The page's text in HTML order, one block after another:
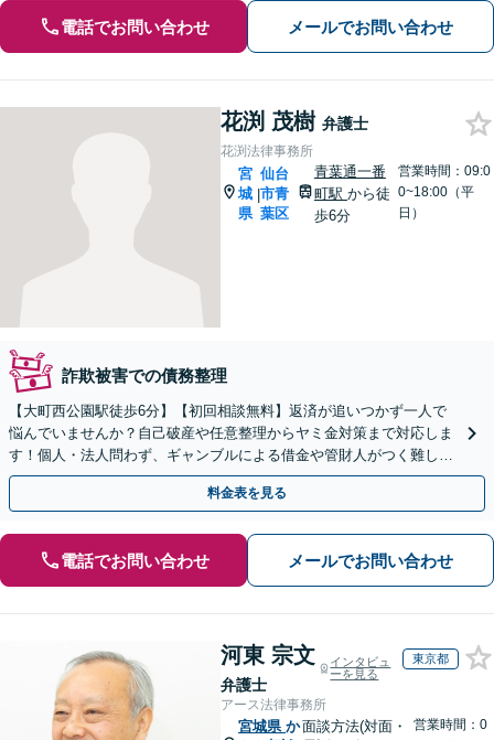
電話でお問い合わせ メールでお問い合わせ
花渕 茂樹 弁護士
花渕法律事務所
宮
城
県
|
仙台
市青
葉区
青葉通一番
町駅 から徒
歩6分
営業時間：09:0
0~18:00（平
日）
詐欺被害での債務整理
【大町西公園駅徒歩6分】【初回相談無料】返済が追いつかず一人で
悩んでいませんか？自己破産や任意整理からヤミ金対策まで対応しま
す！個人・法人問わず、ギャンブルによる借金や管財人がつく難しい
ケースも親身にサポート【電話・メール・WEB相談可】
料金表を見る
電話でお問い合わせ メールでお問い合わせ
河東 宗文
弁護士
インタビュ
ーを見る
東京都
アース法律事務所
宮城県 か面談方法(対面・
営業時間：0